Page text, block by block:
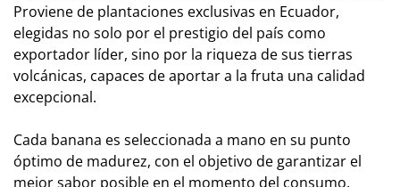
Proviene de plantaciones exclusivas en Ecuador,
elegidas no solo por el prestigio del país como
exportador líder, sino por la riqueza de sus tierras
volcánicas, capaces de aportar a la fruta una calidad
excepcional.
Cada banana es seleccionada a mano en su punto
óptimo de madurez, con el objetivo de garantizar el
mejor sabor posible en el momento del consumo.